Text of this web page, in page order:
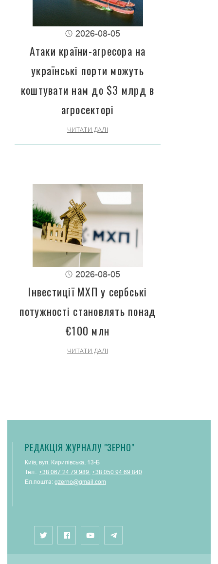
2026-08-05
Атаки країни-агресора на
українські порти можуть
коштувати нам до $3 млрд в
агросекторі
ЧИТАТИ ДАЛІ
2026-08-05
Інвестиції МХП у сербські
потужності становлять понад
€100 млн
ЧИТАТИ ДАЛІ
РЕДАКЦІЯ ЖУРНАЛУ "ЗЕРНО"
Київ, вул. Кирилівська, 13-Б
Тел.: +38 067 24 79 989 +38 050 94 69 840
Ел.пошта: gzerno@gmail.com